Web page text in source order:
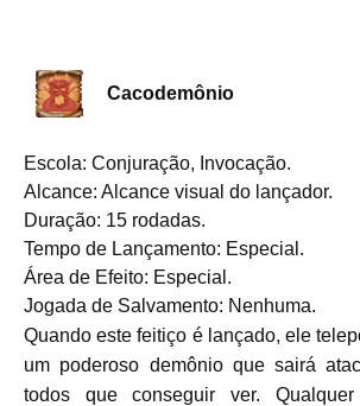
Cacodemônio
Escola: Conjuração, Invocação.
Alcance: Alcance visual do lançador.
Duração: 15 rodadas.
Tempo de Lançamento: Especial.
Área de Efeito: Especial.
Jogada de Salvamento: Nenhuma.
Quando este feitiço é lançado, ele
um poderoso demônio que sairá
todos que conseguir ver.